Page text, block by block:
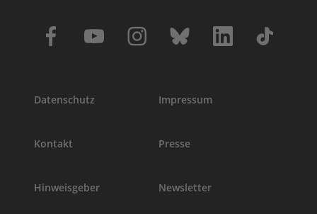
Datenschutz Impressum
Kontakt Presse
Hinweisgeber Newsletter